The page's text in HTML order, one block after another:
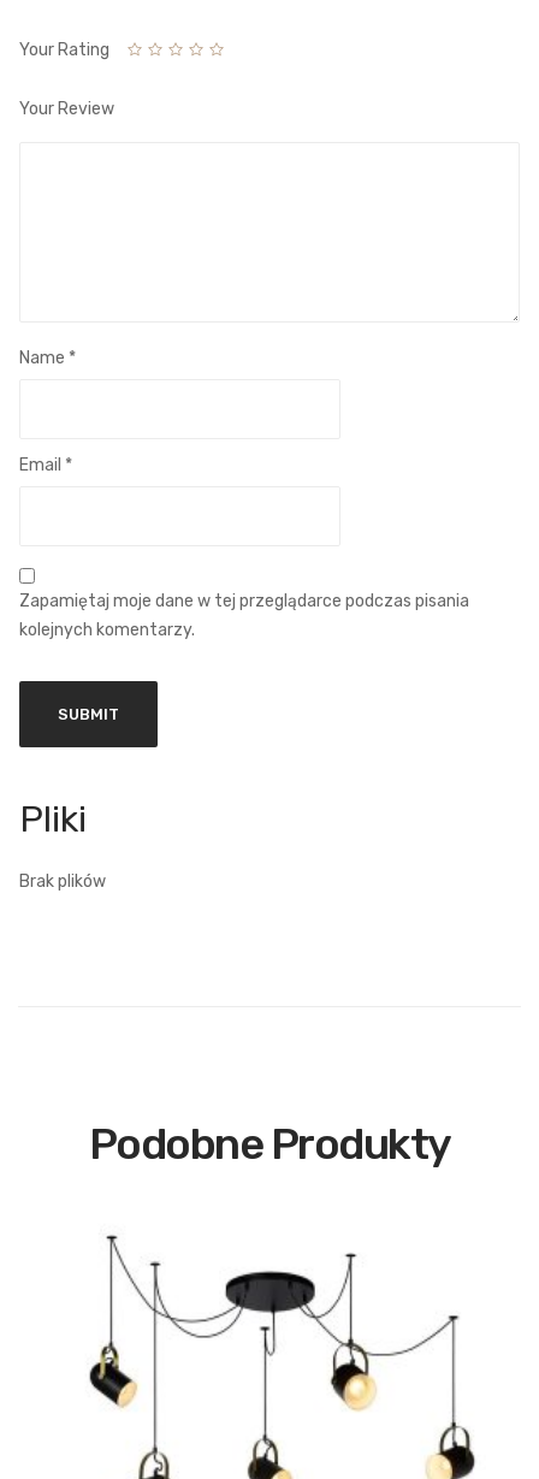
Your Rating
Your Review
Name *
Email *
Zapamiętaj moje dane w tej przeglądarce podczas pisania
kolejnych komentarzy.
Brak plików
Podobne Produkty